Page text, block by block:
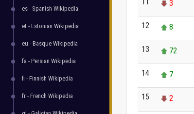
es - Spanish Wikipedia
et - Estonian Wikipedia
eu - Basque Wikipedia
fa - Persian Wikipedia
fi - Finnish Wikipedia
fr - French Wikipedia
3
12 8
13 72
14 7
15 2